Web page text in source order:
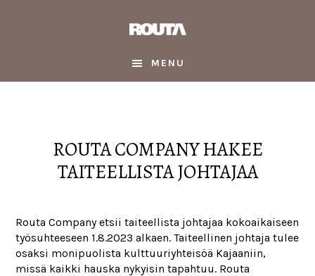
MENU
ROUTA COMPANY HAKEE
TAITEELLISTA JOHTAJAA
Routa Company etsii taiteellista johtajaa kokoaikaiseen
työsuhteeseen 1.8.2023 alkaen. Taiteellinen johtaja tulee
osaksi monipuolista kulttuuriyhteisöä Kajaaniin,
missä kaikki hauska nykyisin tapahtuu. Routa